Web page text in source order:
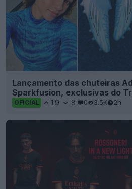
Lançamento das chuteiras
Sparkfusion, exclusivas do
OFICIAL 19 8 0 3.5K 2h